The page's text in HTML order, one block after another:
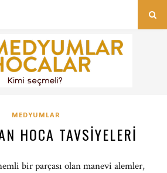
MEDYUMLAR
HOCA TAVSIYELERI
bir parçası olan manevi alemler,